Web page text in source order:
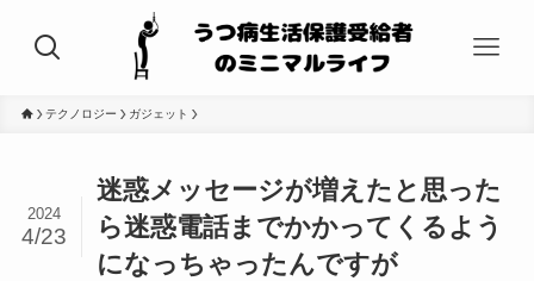
テクノロジー ガジェット
迷惑メッセージが増えたと思った
ら迷惑電話までかかってくるよう
になっちゃったんですが
2024
4/23